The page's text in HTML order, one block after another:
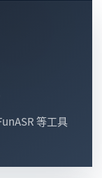
等工具